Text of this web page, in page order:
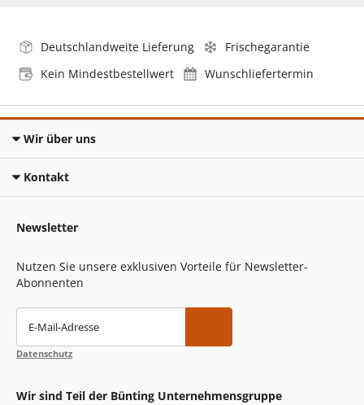
Deutschlandweite Lieferung
Frischegarantie
Kein Mindestbestellwert
Wunschliefertermin
Wir über uns
Kontakt
Newsletter
Nutzen Sie unsere exklusiven Vorteile für Newsletter-
Abonnenten
E-Mail-Adresse
Datenschutz
Wir sind Teil der Bünting Unternehmensgruppe